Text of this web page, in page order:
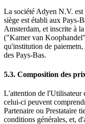
La société Adyen N.V. est
siège est établi aux Pays-
Amsterdam, et inscrite à
("Kamer van
qu'institution de paiemetn,
des Pays-Bas.
5.3. Composition des
L'attention de l'Utilisateur
celui-ci peuvent
Partenaire ou Prestataire
conditions générales, et,